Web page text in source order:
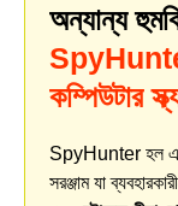
অন্যান্য
কম্পিউটার
SpyHunter হল
সরঞ্জাম যা